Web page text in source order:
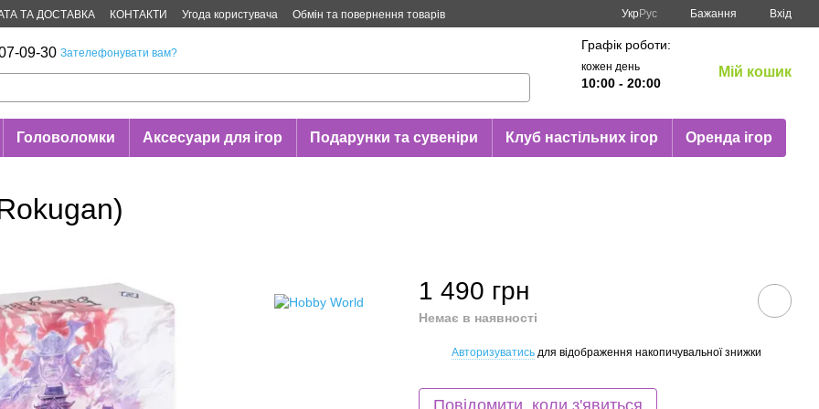
ТА ДОСТАВКА КОНТАКТИ Угода користувача
Обмін та повернення товарів
УкрРус Бажання Вхід
09-30 Зателефонувати вам?
Графік роботи:
кожен день
10:00 - 20:00
Мій кошик
Головоломки Аксесуари для ігор Подарунки та сувеніри Клуб настільних ігор Оренда ігор
1 490 грн
Немає в наявності
Авторизуватись для відображення накопичувальної знижки
Повідомити, коли з'явиться